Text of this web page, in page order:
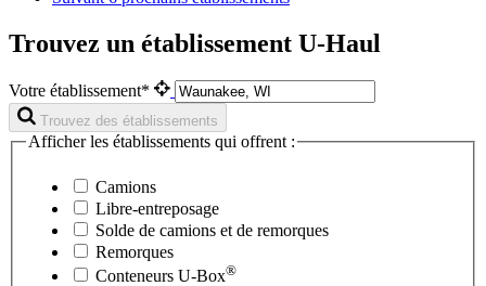
Trouvez un établissement U-Haul
Votre établissement*
Trouvez des établissements
Afficher les établissements qui offrent :
Camions
Libre-entreposage
Solde de camions et de remorques
Remorques
Conteneurs U-Box®